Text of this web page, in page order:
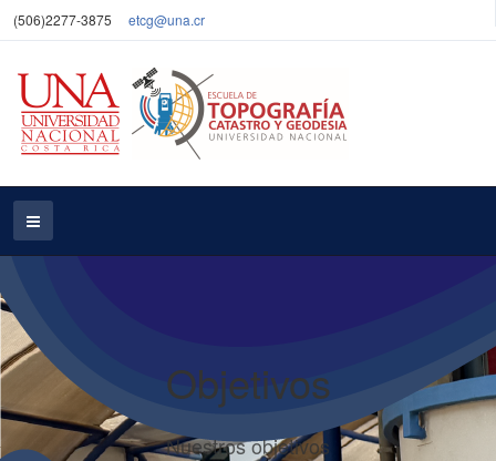
(506)2277-3875 etcg@una.cr
Objetivos
Nuestros objetivos